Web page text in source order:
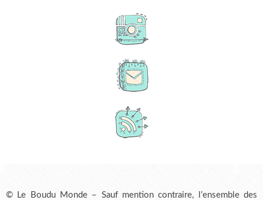
© Le Boudu Monde – Sauf mention contraire, l’ensemble des